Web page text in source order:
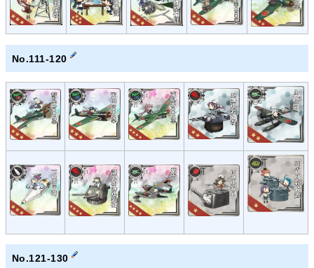
No.111-120
No.121-130